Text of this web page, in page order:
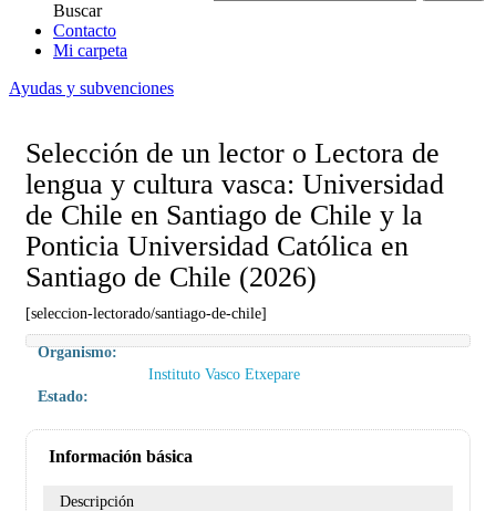
Buscar
Contacto
Mi carpeta
Ayudas y subvenciones
Selección de un lector o Lectora de
lengua y cultura vasca: Universidad
de Chile en Santiago de Chile y la
Ponticia Universidad Católica en
Santiago de Chile (2026)
[seleccion-lectorado/santiago-de-chile]
Organismo:
Instituto Vasco Etxepare
Estado:
Información básica
Descripción